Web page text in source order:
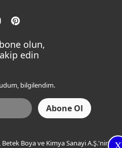
X
olun,
edin
bilgilendim.
Boya ve Kimya Sanayi A.Ş.'nin